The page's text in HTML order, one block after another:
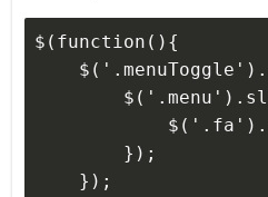
$(function(){
        });
    });